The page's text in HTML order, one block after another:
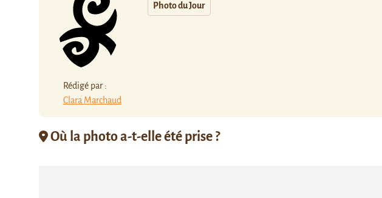
Rédigé par :
Clara Marchaud
Photo du Jour
Où la photo a-t-elle été prise ?